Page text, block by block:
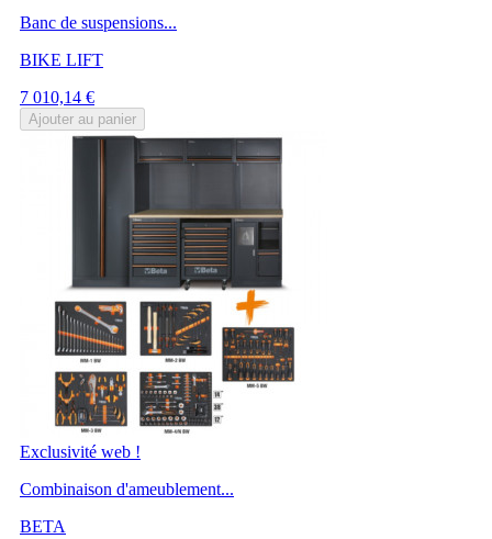
Banc de suspensions...
BIKE LIFT
Prix
7 010,14 €
Ajouter au panier
Exclusivité web !
Combinaison d'ameublement...
BETA